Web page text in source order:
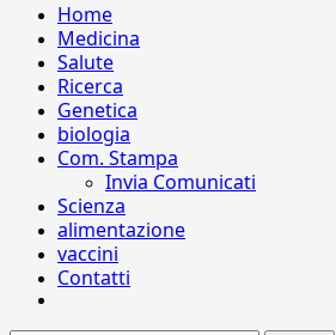
Home
Medicina
Salute
Ricerca
Genetica
biologia
Com. Stampa
Invia Comunicati
Scienza
alimentazione
vaccini
Contatti